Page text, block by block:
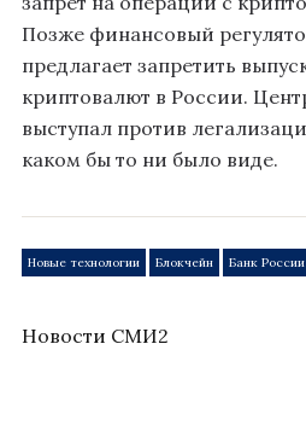
Позже финансовый
предлагает запретить
криптовалют в России.
выступал против
каком бы то ни было виде.
Новые технологии Блокчейн Банк России
Новости СМИ2